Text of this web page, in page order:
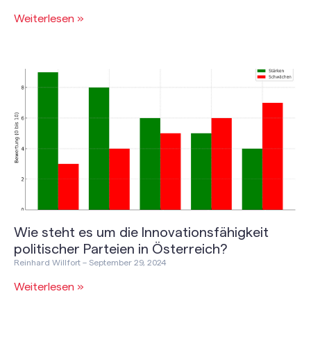
Weiterlesen »
Wie steht es um die Innovationsfähigkeit
politischer Parteien in Österreich?
Reinhard Willfort September 29, 2024
Weiterlesen »